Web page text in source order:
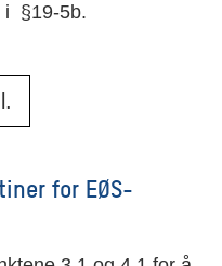
i §19-5b.
for EØS-